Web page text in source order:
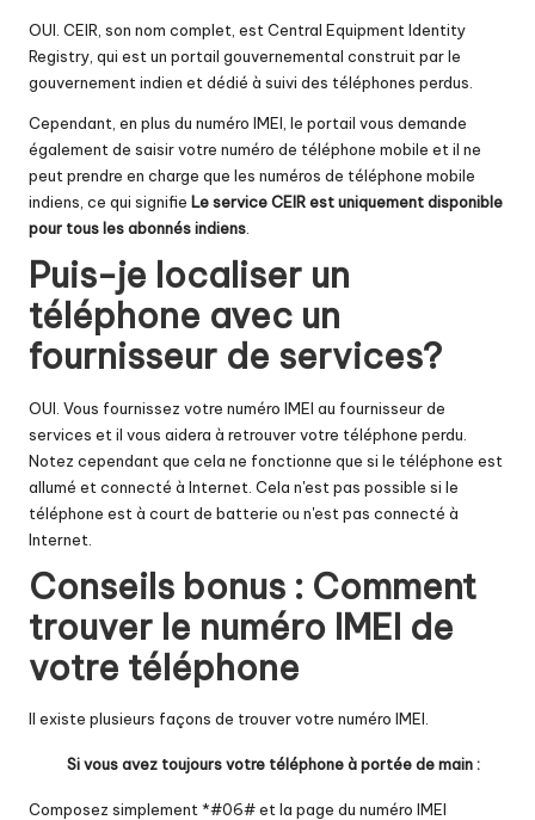
OUI. CEIR, son nom complet, est Central Equipment Identity
Registry, qui est un portail gouvernemental construit par le
gouvernement indien et dédié à suivi des téléphones perdus.
Cependant, en plus du numéro IMEI, le portail vous demande
également de saisir votre numéro de téléphone mobile et il ne
peut prendre en charge que les numéros de téléphone mobile
indiens, ce qui signifie Le service CEIR est uniquement disponible
pour tous les abonnés indiens
Puis-je localiser un
téléphone avec un
fournisseur de services?
OUI. Vous fournissez votre numéro IMEI au fournisseur de
services et il vous aidera à retrouver votre téléphone perdu.
Notez cependant que cela ne fonctionne que si le téléphone est
allumé et connecté à Internet. Cela n'est pas possible si le
téléphone est à court de batterie ou n'est pas connecté à
Internet.
Conseils bonus : Comment
trouver le numéro IMEI de
votre téléphone
Il existe plusieurs façons de trouver votre numéro IMEI
Si vous avez toujours votre téléphone à portée de main :
Composez simplement *#06# et la page du numéro IMEI